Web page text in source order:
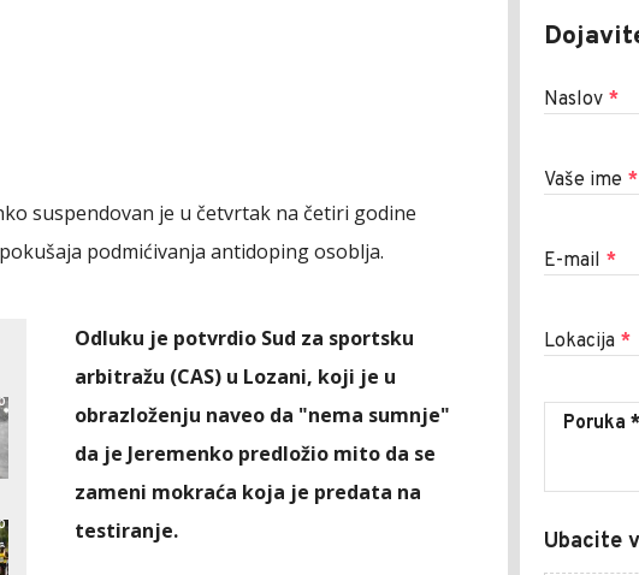
suspendovan je u četvrtak na četiri godine
podmićivanja antidoping osoblja.
Odluku je potvrdio Sud za sportsku
arbitražu (CAS) u Lozani, koji je u
obrazloženju naveo da "nema sumnje"
da je Jeremenko predložio mito da se
zameni mokraća koja je predata na
testiranje.
Naslov *
Vaše ime *
E-mail *
Lokacija *
Ubacite